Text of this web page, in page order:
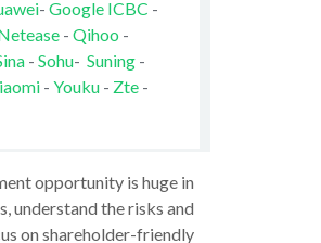
- Google ICBC -
- Qihoo -
- Sohu- Suning-
- Youku - Zte-
opportunity is huge in
understand the risks and
on shareholder-friendly